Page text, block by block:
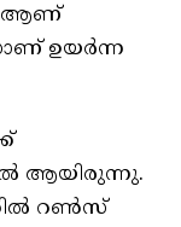
ആണ്
ഉയർന്ന
ആയിരുന്നു.
റൺസ്